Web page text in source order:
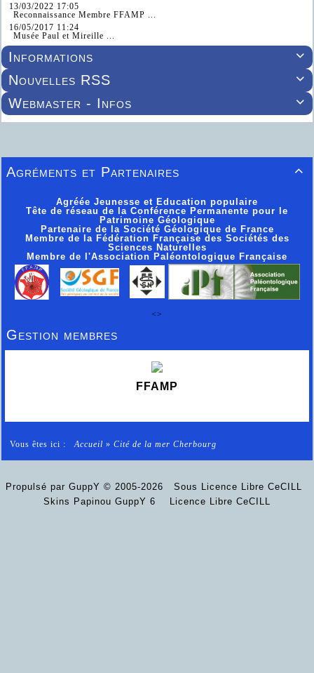
13/03/2022 17:05
Reconnaissance Membre FFAMP ...
16/05/2017 11:24
Musée Paul et Mireille ...

Informations

Nouvelles RSS

Webmaster - Infos

Agréments et Partenaires
Agréée Jeunesse et Education populaire
Tête de réseau de la Conférence Permanente pour le
Patrimoine Géologique
Partenaire de la Société Géologique de France
Membre de la Fédération Française des Sociétés des
Sciences Naturelles
Membre de l'Association Paléontologique Française
<>
Gestion membres
FFAMP
Vous êtes ici : Accueil » Cité de la mer Cherbourg
Propulsé par GuppY © 2005-2026
Sous Licence Libre CeCILL
Skins Papinou GuppY 6
Licence Libre CeCILL